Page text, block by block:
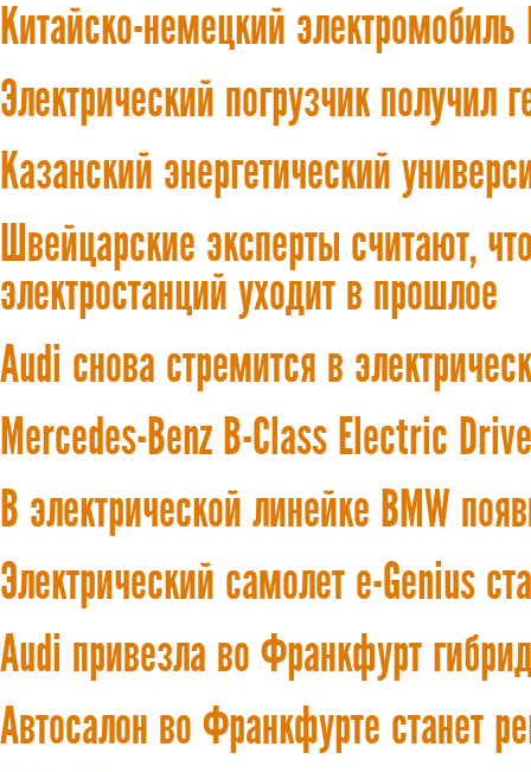
Китайско-немецкий
Электрический погрузчик
Казанский энергетический
Швейцарские эксперты считают,
электростанций уходит в прошлое
Audi снова стремится в
Mercedes-Benz B-Class Electric
В электрической линейке BMW
Электрический самолет e-Genius
Audi привезла во Франкфурт
Автосалон во Франкфурте станет